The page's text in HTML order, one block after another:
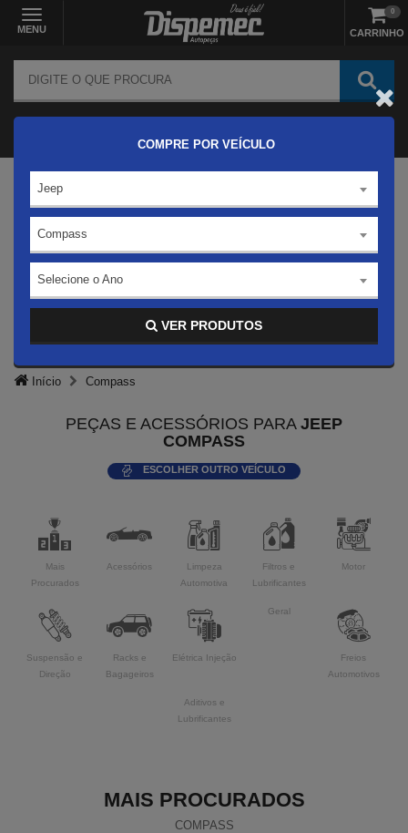
MENU CARRINHO
0
COMPRE POR VEÍCULO
Jeep
Compass
Selecione o Ano
VER PRODUTOS
Início Compass
PEÇAS E ACESSÓRIOS PARA JEEP
COMPASS
ESCOLHER OUTRO VEÍCULO
Mais
Procurados
Acessórios
Limpeza
Automotiva
Filtros e
Lubrificantes
Motor
Suspensão e
Direção
Racks e
Bagageiros
Elétrica Injeção
Geral
Freios
Automotivos
Aditivos e
Lubrificantes
MAIS PROCURADOS
COMPASS